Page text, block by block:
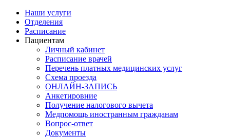
Наши услуги
Отделения
Расписание
Пациентам
Личный кабинет
Расписание врачей
Перечень платных медицинских услуг
Схема проезда
ОНЛАЙН-ЗАПИСЬ
Анкетировние
Получение налогового вычета
Медпомощь иностранным гражданам
Вопрос-ответ
Документы